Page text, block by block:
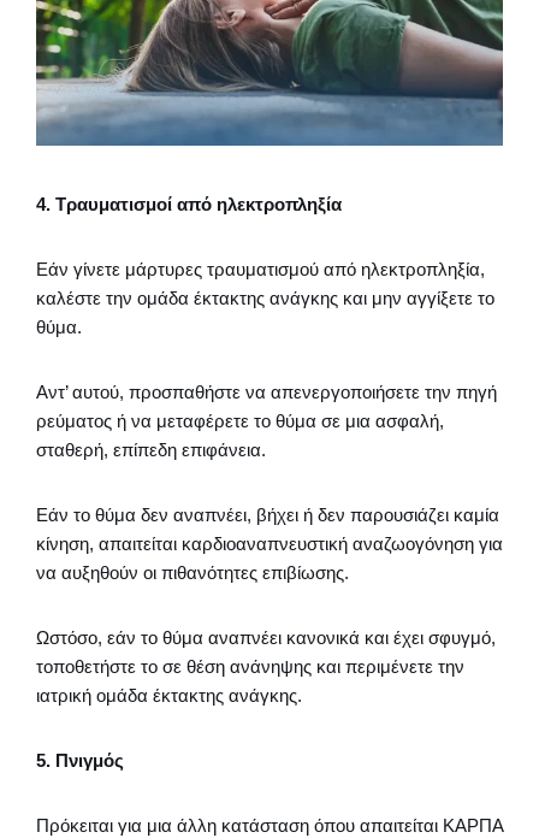
4. Τραυματισμοί από ηλεκτροπληξία
Εάν γίνετε μάρτυρες τραυματισμού από ηλεκτροπληξία,
καλέστε την ομάδα έκτακτης ανάγκης και μην αγγίξετε το
θύμα.
Αντ’ αυτού, προσπαθήστε να απενεργοποιήσετε την πηγή
ρεύματος ή να μεταφέρετε το θύμα σε μια ασφαλή,
σταθερή, επίπεδη επιφάνεια.
Εάν το θύμα δεν αναπνέει, βήχει ή δεν παρουσιάζει καμία
κίνηση, απαιτείται καρδιοαναπνευστική αναζωογόνηση για
να αυξηθούν οι πιθανότητες επιβίωσης.
Ωστόσο, εάν το θύμα αναπνέει κανονικά και έχει σφυγμό,
τοποθετήστε το σε θέση ανάνηψης και περιμένετε την
ιατρική ομάδα έκτακτης ανάγκης.
5. Πνιγμός
Πρόκειται για μια άλλη κατάσταση όπου απαιτείται ΚΑΡΠΑ